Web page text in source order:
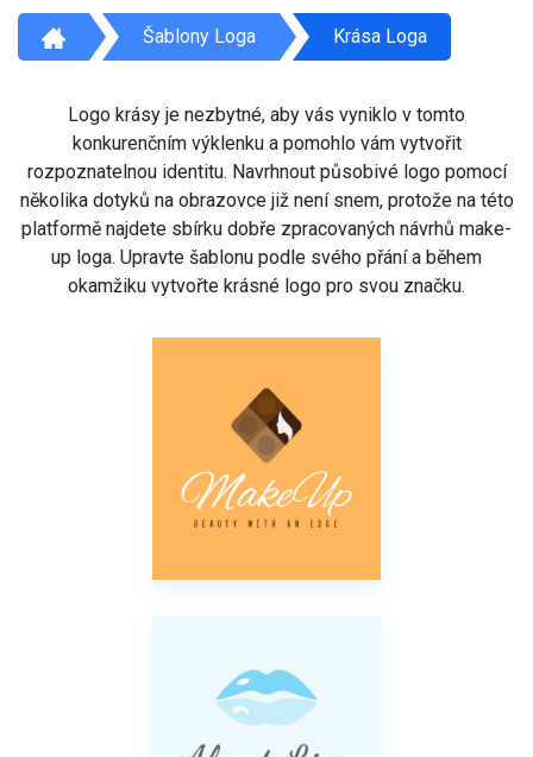
Šablony Loga Krása Loga
Logo krásy je nezbytné, aby vás vyniklo v tomto
konkurenčním výklenku a pomohlo vám vytvořit
rozpoznatelnou identitu. Navrhnout působivé logo pomocí
několika dotyků na obrazovce již není snem, protože na této
platformě najdete sbírku dobře zpracovaných návrhů make-
up loga. Upravte šablonu podle svého přání a během
okamžiku vytvořte krásné logo pro svou značku.